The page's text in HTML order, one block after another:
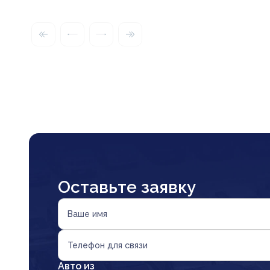
Оставьте заявку
Ваше имя
Телефон для связи
Авто из